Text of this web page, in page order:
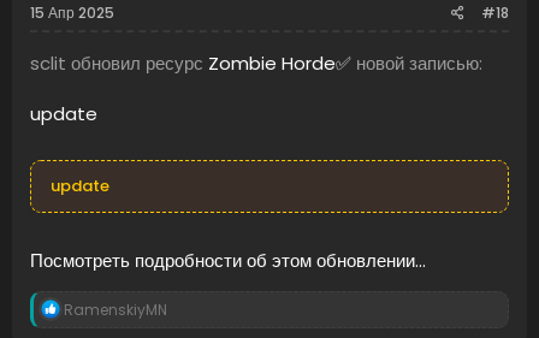
15 Апр 2025 #18
sclit обновил ресурс Zombie Horde✅ новой записью:
update
update
Посмотреть подробности об этом обновлении...
Р
е
RamenskiyMN